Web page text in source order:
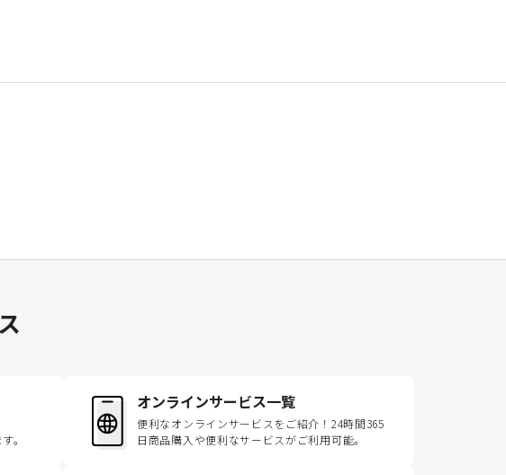
。
オンラインサービス一覧
便利なオンラインサービスをご紹介！24時間365
日商品購入や便利なサービスがご利用可能。